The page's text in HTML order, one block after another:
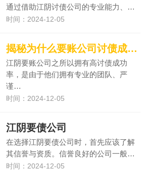
通过借助江阴讨债公司的专业能力、…
时间：2024-12-05
揭秘为什么要账公司讨债成功率能那么高？
江阴要账公司之所以拥有高讨债成功
率，是由于他们拥有专业的团队、严
谨…
时间：2024-12-05
江阴要债公司
在选择江阴要债公司时，首先应该了解
其信誉与资质。信誉良好的公司一般…
时间：2024-12-05